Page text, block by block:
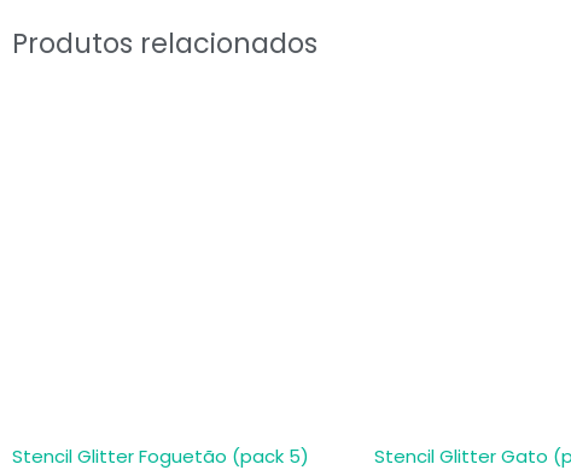
Produtos relacionados
Stencil Glitter Foguetão (pack 5) Stencil Glitter Gato